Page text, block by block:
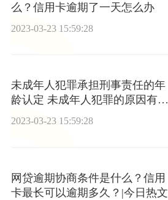
么？信用卡逾期了一天怎么办
2023-03-23 15:59:28
未成年人犯罪承担刑事责任的年
龄认定 未成年人犯罪的原因有哪
些？
2023-03-23 15:59:28
网贷逾期协商条件是什么？信用
卡最长可以逾期多久？|今日热文